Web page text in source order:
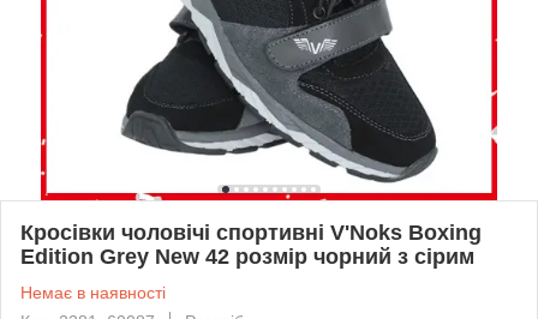
Кросівки чоловічі спортивні V'Noks Boxing
Edition Grey New 42 розмір чорний з сірим
Немає в наявності